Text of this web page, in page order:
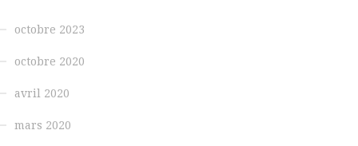
octobre 2023
octobre 2020
avril 2020
mars 2020